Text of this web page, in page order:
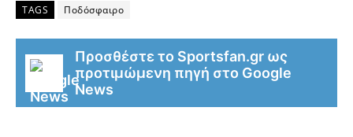
TAGS Ποδόσφαιρο
Προσθέστε το Sportsfan.gr ως
προτιμώμενη πηγή στο Google
News